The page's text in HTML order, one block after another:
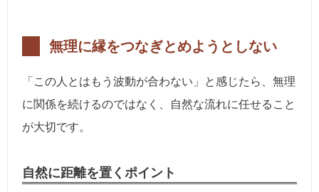
無理に縁をつなぎとめようとしない
「この人とはもう波動が合わない」と感じたら、無理
に関係を続けるのではなく、自然な流れに任せること
が大切です。
自然に距離を置くポイント